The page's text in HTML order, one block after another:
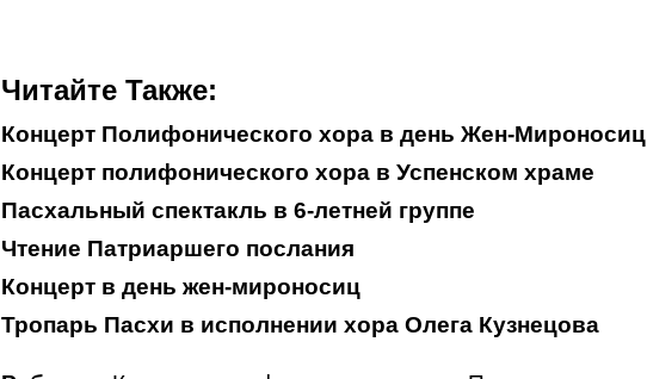
Читайте Также:
Концерт Полифонического хора в день Жен-Мироносиц
Концерт полифонического хора в Успенском храме
Пасхальный спектакль в 6-летней группе
Чтение Патриаршего послания
Концерт в день жен-мироносиц
Тропарь Пасхи в исполнении хора Олега Кузнецова